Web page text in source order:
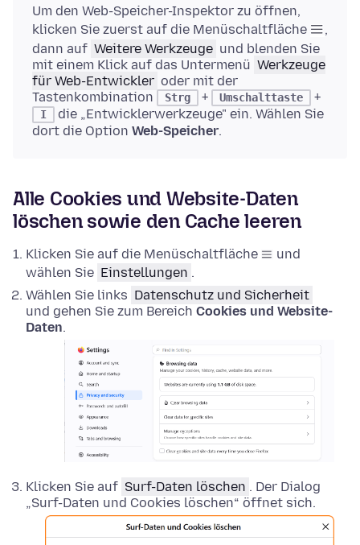
Um den Web-Speicher-Inspektor zu öffnen,
klicken Sie zuerst auf die Menüschaltfläche
,
dann auf Weitere Werkzeuge und blenden Sie
mit einem Klick auf das Untermenü Werkzeuge
für Web-Entwickler oder mit der
Tastenkombination
Strg + Umschalttaste +
I
die „Entwicklerwerkzeuge" ein. Wählen Sie
dort die Option Web-Speicher.
Alle Cookies und Website-Daten
löschen sowie den Cache leeren
Klicken Sie auf die Menüschaltfläche
und
wählen Sie Einstellungen .
Wählen Sie links Datenschutz und Sicherheit
und gehen Sie zum Bereich Cookies und Website-
Daten.
Klicken Sie auf Surf-Daten löschen . Der Dialog
„Surf-Daten und Cookies löschen“ öffnet sich.